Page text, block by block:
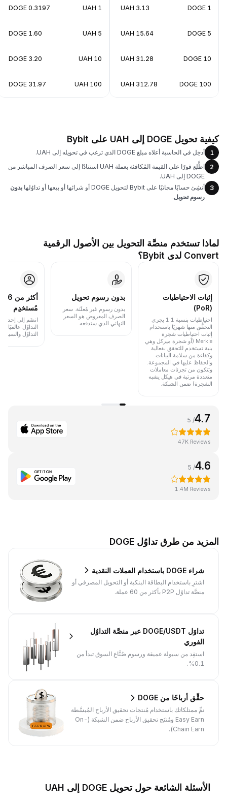
1 DOGE
3.13 UAH
5 DOGE
15.64 UAH
10 DOGE
31.28 UAH
100 DOGE
312.78 UAH
1 UAH
0.3197 DOGE
5 UAH
1.60 DOGE
10 UAH
3.20 DOGE
100 UAH
31.97 DOGE
كيفية تحويل DOGE إلى UAH على Bybit
1
أدخِل في الحاسبة أعلاه مبلغ DOGE الذي ترغب في تحويله إلى UAH.
2
اطَّلع فورًا على القيمة المُكافئة بعملة UAH استنادًا إلى سعر الصرف المباشر من
DOGE إلى UAH.
3
أنشِئ حسابًا مجانيًا على Bybit لتحويل DOGE أو شرائها أو بيعها أو تداوُلها
بدون
رسوم تحويل.
لماذا تستخدم منصَّة التحويل بين الأصول الرقمية
Convert لدى Bybit؟
إثبات الاحتياطيات
(PoR)
احتياطيات بنسبة 1:1 يجري
التحقُّق منها شهريًا باستخدام
إثبات احتياطيات شجرة
Merkle (أو شجرة ميركل وهي
بنية تستخدم للتحقق بفعالية
وكفاءة من سلامة البيانات
والحفاظ عليها في المجموعة.
وتتكون من تجزئات معاملات
متعددة مرتبة في هيكل يشبه
الشجرة) ضمن الشبكة.
بدون رسوم تحويل
بدون رسوم غير مُعلَنَة. سعر
الصرف المعروض هو السعر
النهائي الذي ستدفعه.
مُستخدِم
انضَم إلى إحدى
التداوُل
التداوُل والسيولة.
4.7
/ 5
47K Reviews
4.6
/ 5
1.4M Reviews
المزيد من طرق تداوُل DOGE
شراء DOGE باستخدام العملات النقدية
اشترِ باستخدام البطاقة البنكية أو التحويل المصرفي أو
منصَّة تداوُل P2P بأكثر من 60 عملة.
تداوَل DOGE/USDT عبر منصَّة التداوُل
الفوري
استفِد من سيولة عميقة ورسوم صُنَّاع السوق تبدأ من
0.1%.
حقِّق أرباحًا من DOGE
نمِّ ممتلكاتك باستخدام مُنتجات تحقيق الأرباح المُبسَّطة
Easy Earn ومُنتَج تحقيق الأرباح ضمن الشبكة (On-
Chain Earn).
الأسئلة الشائعة حول تحويل DOGE إلى UAH